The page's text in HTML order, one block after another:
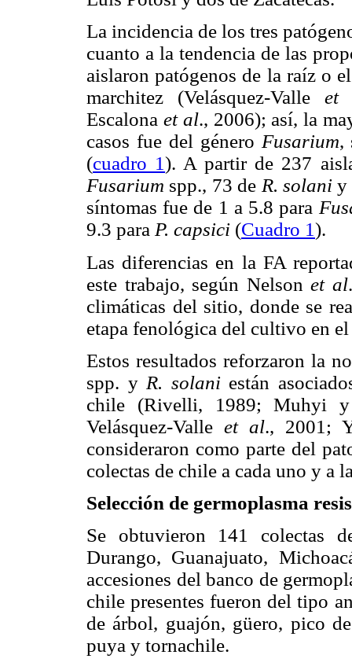
La incidencia de los tres
cuanto a la tendencia de las
aislaron patógenos de la raíz o
marchitez (Velásquez-Valle et
Escalona et al., 2006); así, la
casos fue del género Fusarium,
(cuadro 1). A partir de 237
Fusarium spp., 73 de R. solani y
síntomas fue de 1 a 5.8 para
9.3 para P. capsici (Cuadro 1).
Las diferencias en la FA
este trabajo, según Nelsonet al
climáticas del sitio, donde se
etapa fenológica del cultivo en
Estos resultados reforzaron la
spp. y R. solaniestán
chile (Rivelli, 1989; Muhyi
Velásquez-Valle et al., 2001;
consideraron como parte del
colectas de chile a cada uno y a
Selección de germoplasma
Se obtuvieron 141 colectas
Durango, Guanajuato,
accesiones del banco de
chile presentes fueron del tipo
de árbol, guajón, güero, pico
puya y tornachile.